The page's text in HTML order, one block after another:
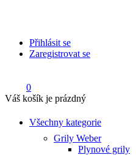
Přihlásit se
Zaregistrovat se
0
Váš košík je prázdný
Všechny kategorie
Grily Weber
Plynové grily